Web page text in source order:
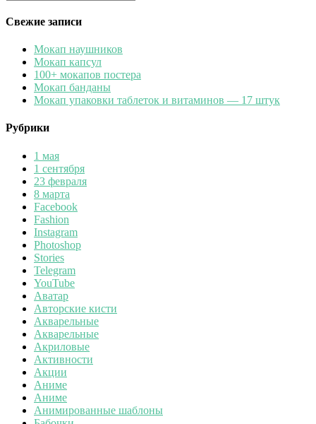
Свежие записи
Мокап наушников
Мокап капсул
100+ мокапов постера
Мокап банданы
Мокап упаковки таблеток и витаминов — 17 штук
Рубрики
1 мая
1 сентября
23 февраля
8 марта
Facebook
Fashion
Instagram
Photoshop
Stories
Telegram
YouTube
Аватар
Авторские кисти
Акварельные
Акварельные
Акриловые
Активности
Акции
Аниме
Аниме
Анимированные шаблоны